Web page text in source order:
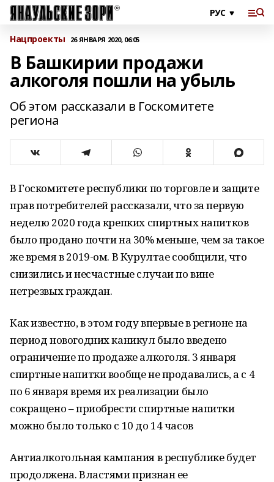
Нацпроекты 26 ЯНВАРЯ 2020, 06:05
В Башкирии продажи
алкоголя пошли на убыль
Об этом рассказали в Госкомитете
региона
В Госкомитете республики по торговле и защите
прав потребителей рассказали, что за первую
неделю 2020 года крепких спиртных напитков
было продано почти на 30% меньше, чем за такое
же время в 2019-ом. В Курултае сообщили, что
снизились и несчастные случаи по вине
нетрезвых граждан.
Как известно, в этом году впервые в регионе на
период новогодних каникул было введено
ограничение по продаже алкоголя. 3 января
спиртные напитки вообще не продавались, а с 4
по 6 января время их реализации было
сокращено – приобрести спиртные напитки
можно было только с 10 до 14 часов
Антиалкогольная кампания в республике будет
продолжена. Властями признан ее